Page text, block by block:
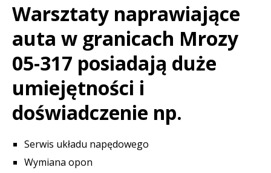
Warsztaty naprawiające
auta w granicach Mrozy
05-317 posiadają duże
umiejętności i
doświadczenie np.
Serwis układu napędowego
Wymiana opon